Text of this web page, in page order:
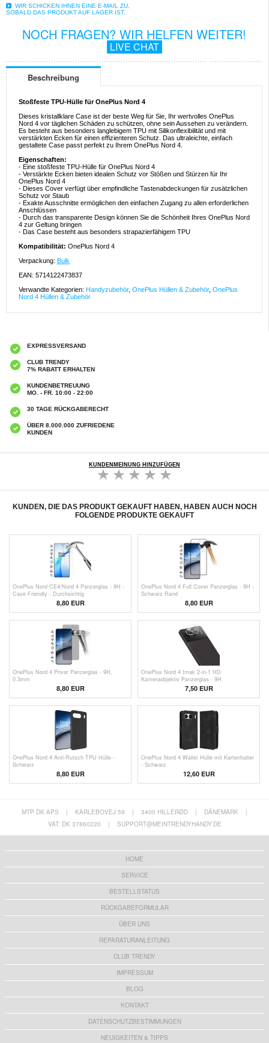
WIR SCHICKEN IHNEN EINE E-MAIL ZU,
SOBALD DAS PRODUKT AUF LAGER IST.
NOCH FRAGEN? WIR HELFEN WEITER!
LIVE CHAT
Beschreibung
Stoßfeste TPU-Hülle für OnePlus Nord 4
Dieses kristallklare Case ist der beste Weg für Sie, Ihr wertvolles OnePlus
Nord 4 vor täglichen Schäden zu schützen, ohne sein Aussehen zu verändern.
Es besteht aus besonders langlebigem TPU mit Silikonflexibilität und mit
verstärkten Ecken für einen effizienteren Schutz. Das ultraleichte, einfach
gestaltete Case passt perfekt zu Ihrem OnePlus Nord 4.
Eigenschaften:
- Eine stoßfeste TPU-Hülle für OnePlus Nord 4
- Verstärkte Ecken bieten idealen Schutz vor Stößen und Stürzen für Ihr
OnePlus Nord 4
- Dieses Cover verfügt über empfindliche Tastenabdeckungen für zusätzlichen
Schutz vor Staub
- Exakte Ausschnitte ermöglichen den einfachen Zugang zu allen erforderlichen
Anschlüssen
- Durch das transparente Design können Sie die Schönheit Ihres OnePlus Nord
4 zur Geltung bringen
- Das Case besteht aus besonders strapazierfähigem TPU
Kompatibilität: OnePlus Nord 4
Verpackung: Bulk
EAN: 5714122473837
Verwandte Kategorien: Handyzubehör, OnePlus Hüllen & Zubehör, OnePlus
Nord 4 Hüllen & Zubehör
EXPRESSVERSAND
CLUB TRENDY
7% RABATT ERHALTEN
KUNDENBETREUUNG
MO. - FR. 10:00 - 22:00
30 TAGE RÜCKGABERECHT
ÜBER 8.000.000 ZUFRIEDENE
KUNDEN
KUNDENMEINUNG HINZUFÜGEN
KUNDEN, DIE DAS PRODUKT GEKAUFT HABEN, HABEN AUCH NOCH
FOLGENDE PRODUKTE GEKAUFT
OnePlus Nord CE4/Nord 4 Panzerglas - 9H -
Case Friendly - Durchsichtig
8,80 EUR
OnePlus Nord 4 Full Cover Panzerglas - 9H -
Schwarz Rand
8,80 EUR
OnePlus Nord 4 Privat Panzerglas - 9H,
0.3mm
8,80 EUR
OnePlus Nord 4 Imak 2-in-1 HD
Kameraobjektiv Panzerglas - 9H
7,50 EUR
OnePlus Nord 4 Anti-Rutsch TPU Hülle -
Schwarz
8,80 EUR
OnePlus Nord 4 Wallet Hülle mit Kartenhalter
- Schwarz
12,60 EUR
MTP DK APS | KARLEBOVEJ 59 | 3400 HILLERØD | DÄNEMARK
|
VAT: DK 37860220
| SUPPORT@MEINTRENDYHANDY.DE
HOME
SERVICE
BESTELLSTATUS
RÜCKGABEFORMULAR
ÜBER UNS
REPARATURANLEITUNG
CLUB TRENDY
IMPRESSUM
BLOG
KONTAKT
DATENSCHUTZBESTIMMUNGEN
NEUIGKEITEN & TIPPS